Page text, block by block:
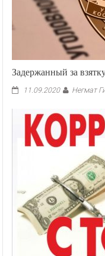
Задержанный за
11.09.2020 Негмат